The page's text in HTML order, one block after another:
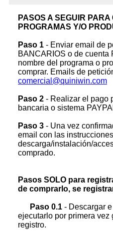
PASOS A SEGUIR PARA
PROGRAMAS Y/O
Paso 1 - Enviar email de
BANCARIOS o de cuenta
nombre del programa o
comprar. Emails de
comercial@quiniwin.com
Paso 2 - Realizar el pago
bancaria o sistema
Paso 3 - Una vez
email con las
descarga/instalación/
comprado.
Pasos SOLO para
de comprarlo, se
Paso 0.1 - Descargar
ejecutarlo por primera vez
registro.